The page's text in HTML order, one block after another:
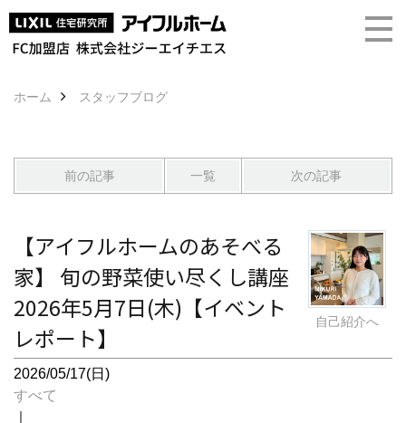
ホーム スタッフブログ
前の記事 一覧 次の記事
自己紹介へ
【アイフルホームのあそべる
家】 旬の野菜使い尽くし講座
2026年5月7日(木)【イベント
レポート】
2026/05/17(日)
すべて